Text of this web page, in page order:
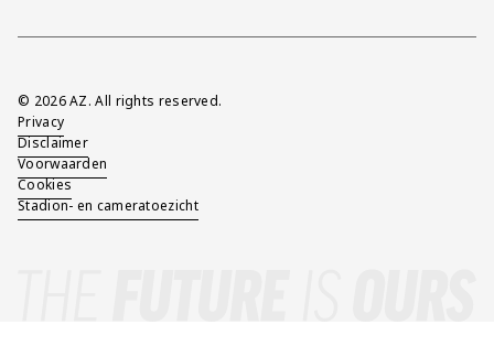
Overig
© 2026 AZ. All rights reserved.
Privacy
Disclaimer
Voorwaarden
Cookies
Stadion- en cameratoezicht